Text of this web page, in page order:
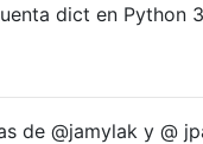
dict en Python 3
de @jamylak y @